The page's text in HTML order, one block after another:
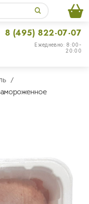
Ежедневно: 8:00-
20:00
8 (495) 822-07-07